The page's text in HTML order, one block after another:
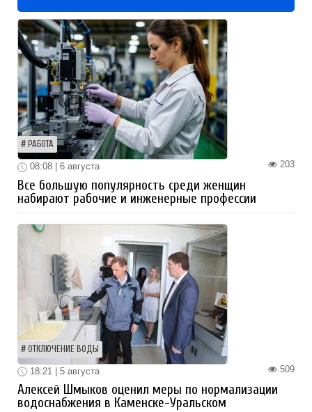
РАБОТА
203
08:08 | 6 августа
Все большую популярность среди женщин
набирают рабочие и инженерные профессии
ОТКЛЮЧЕНИЕ ВОДЫ
509
18:21 | 5 августа
Алексей Шмыков оценил меры по нормализации
водоснабжения в Каменске-Уральском